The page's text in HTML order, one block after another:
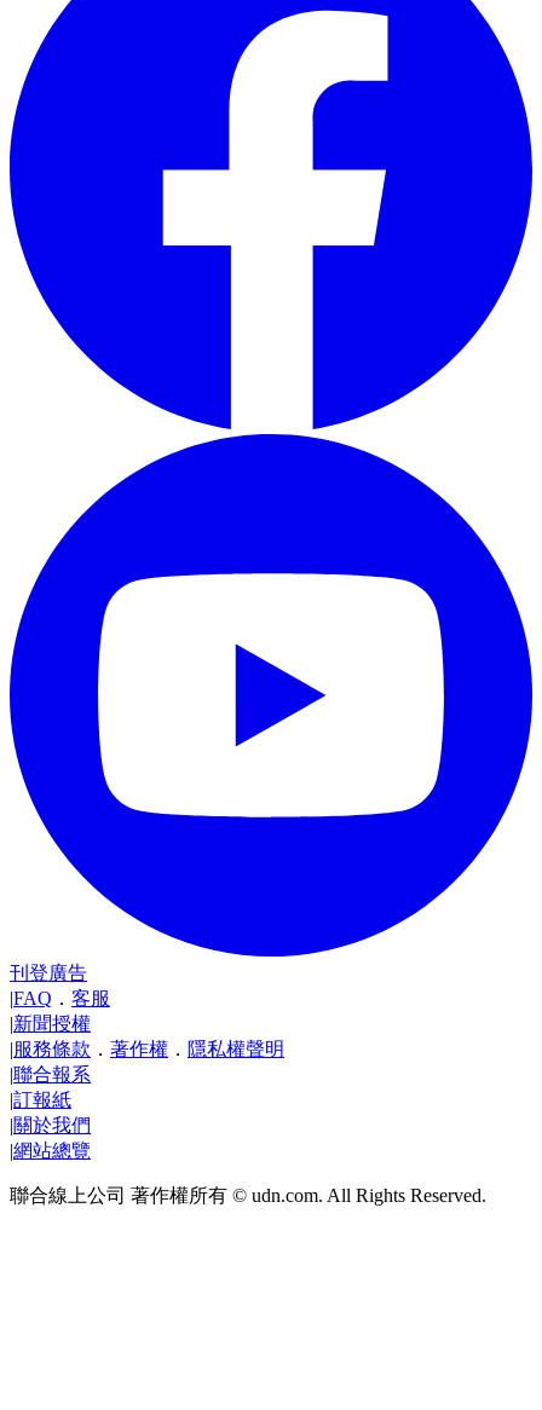
刊登廣告
|FAQ ． 客服
|新聞授權
|服務條款 ． 著作權 ． 隱私權聲明
|聯合報系
|訂報紙
|關於我們
|網站總覽
聯合線上公司 著作權所有 © udn.com. All Rights Reserved.